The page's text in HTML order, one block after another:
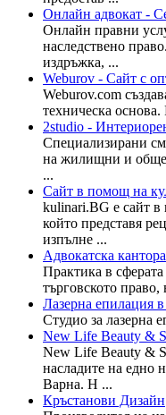
Онлайн адвокат -
Онлайн правни
наследствено
издръжка, ...
Weburov - Сайт с
Weburov.com
техническа
2studio -
Специализирани
на жилищни и
...
Сайт в помощ на
kulinari.BG е сайт
който представя
изпълне ...
Адвокатска
Практика в
търговското
Лазерна епилация
Студио за лазерна
New Life Beauty &
New Life Beauty &
насладите на едно
Варна. Н ...
Кръстанови Дизайн